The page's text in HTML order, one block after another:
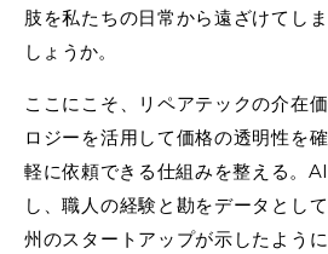
肢を私たちの日常から遠ざけてし
しょうか。
ここにこそ、リペアテックの介在
ロジーを活用して価格の透明性を
軽に依頼できる仕組みを整える。
し、職人の経験と勘をデータとし
州のスタートアップが示したよう